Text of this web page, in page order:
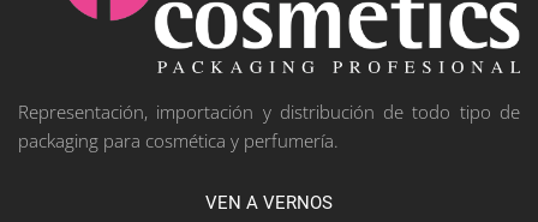
Representación, importación y distribución de todo tipo de
packaging para cosmética y perfumería.
VEN A VERNOS